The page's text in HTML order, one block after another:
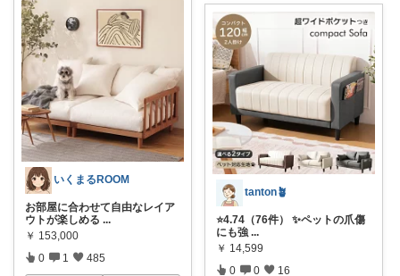
いくまるROOM
お部屋に合わせて自由なレイア
ウトが楽しめる ...
￥ 153,000
0 1 485
tanton🪴
⭐4.74（76件） ✨ペットの爪傷
にも強 ...
￥ 14,599
0 0 16